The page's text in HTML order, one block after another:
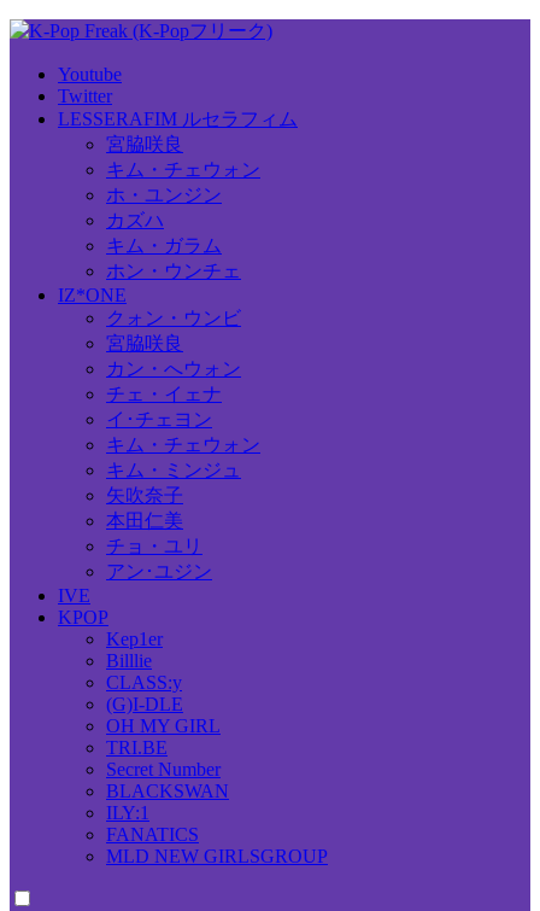
Youtube
Twitter
LESSERAFIM ルセラフィム
宮脇咲良
キム・チェウォン
ホ・ユンジン
カズハ
キム・ガラム
ホン・ウンチェ
IZ*ONE
クォン・ウンビ
宮脇咲良
カン・へウォン
チェ・イェナ
イ･チェヨン
キム・チェウォン
キム・ミンジュ
矢吹奈子
本田仁美
チョ・ユリ
アン･ユジン
IVE
KPOP
Kep1er
Billlie
CLASS:y
(G)I-DLE
OH MY GIRL
TRI.BE
Secret Number
BLACKSWAN
ILY:1
FANATICS
MLD NEW GIRLSGROUP